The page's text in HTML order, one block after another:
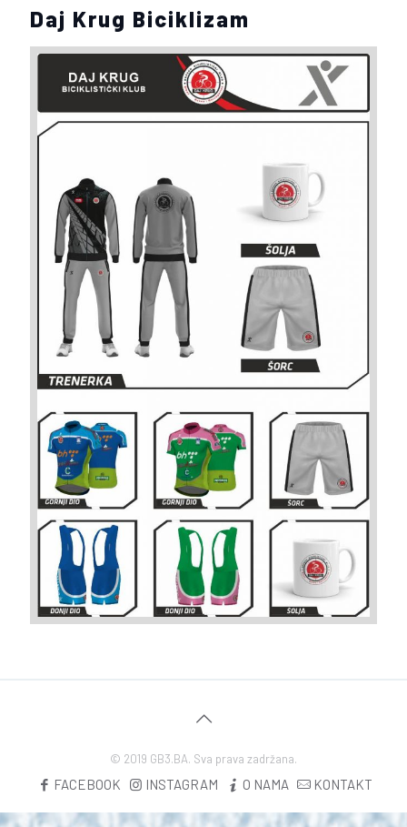
Daj Krug Biciklizam
© 2019 GB3.BA. Sva prava zadržana.
FACEBOOK INSTAGRAM O NAMA KONTAKT